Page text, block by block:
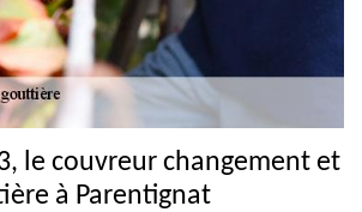
le couvreur changement et
à Parentignat